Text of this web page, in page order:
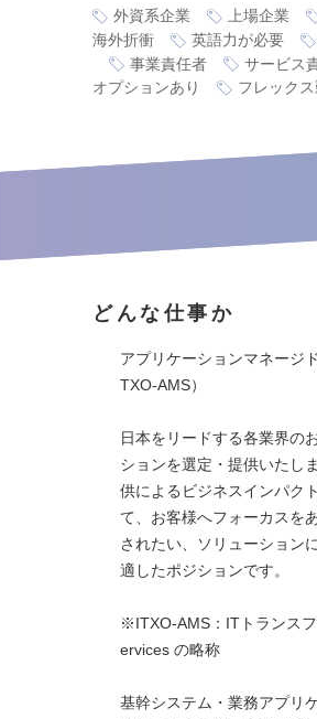
外資系企業 上場企業
海外折衝
英語力が必要
事業責任者
サービス
オプションあり
フレック
どんな仕事か
アプリケーションマネージ
TXO-AMS）
日本をリードする各業界の
ションを選定・提供いたし
供によるビジネスインパク
て、お客様へフォーカスを
されたい、ソリューション
適したポジションです。
※ITXO-AMS：ITトランス
ervices の略称
基幹システム・業務アプリ